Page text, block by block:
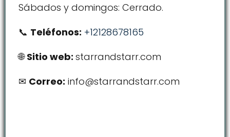
Sábados y domingos: Cerrado.
Teléfonos: +12128678165
Sitio web:starrandstarr.com
Correo: info@starrandstarr.com